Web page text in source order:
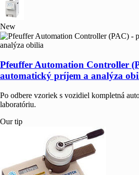
New
Pfeuffer Automation Controller
automatický príjem a analýza
Po odbere vzoriek s vozidiel kompletná
laboratóriu.
Our tip